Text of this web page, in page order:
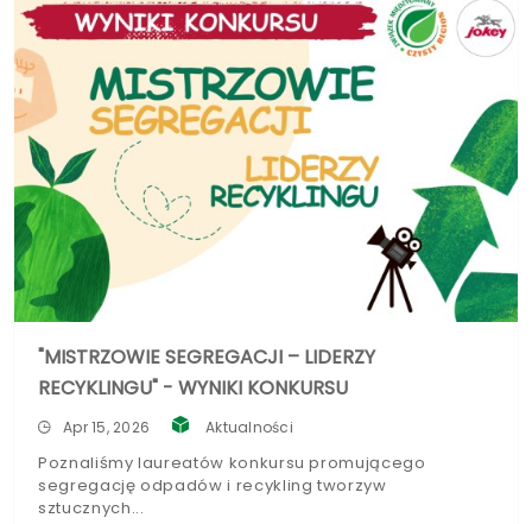
"MISTRZOWIE SEGREGACJI – LIDERZY
RECYKLINGU" - WYNIKI KONKURSU
Apr 15, 2026 Aktualności
Poznaliśmy laureatów konkursu promującego
segregację odpadów i recykling tworzyw
sztucznych